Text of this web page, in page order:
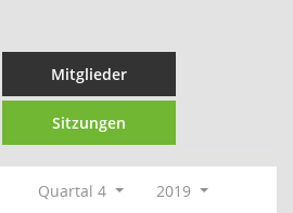
Mitglieder
Sitzungen
Quartal 4
2019